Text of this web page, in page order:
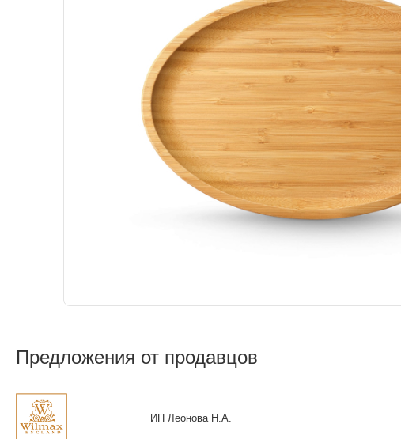
Предложения от продавцов
ИП Леонова Н.А.